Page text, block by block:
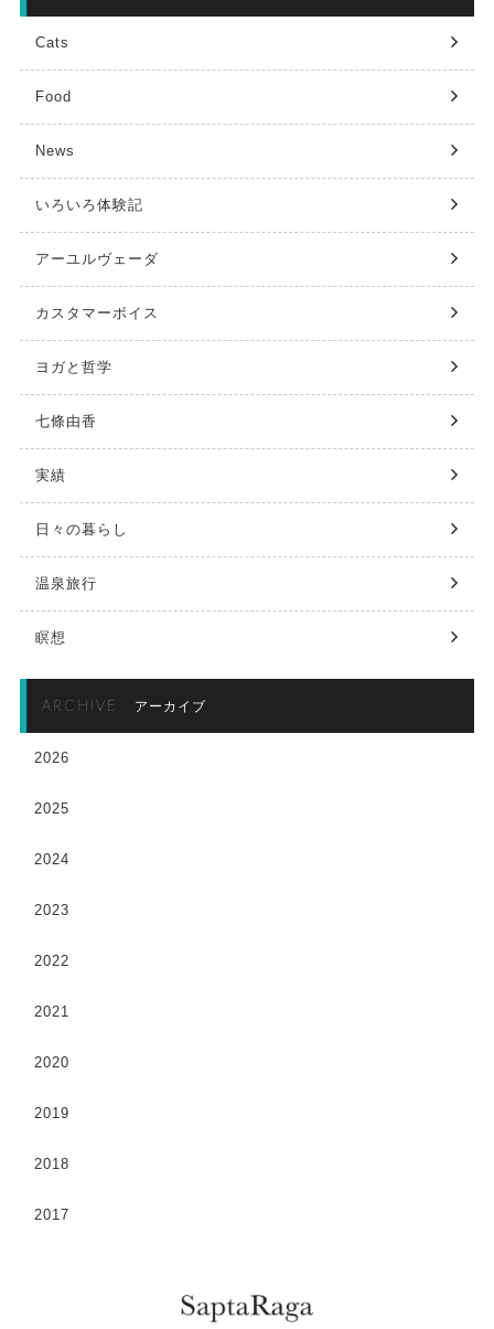
Cats
Food
News
いろいろ体験記
アーユルヴェーダ
カスタマーボイス
ヨガと哲学
七條由香
実績
日々の暮らし
温泉旅行
瞑想
ARCHIVE アーカイブ
2026
2025
2024
2023
2022
2021
2020
2019
2018
2017